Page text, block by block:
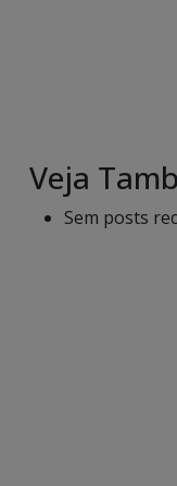
Veja
Sem posts